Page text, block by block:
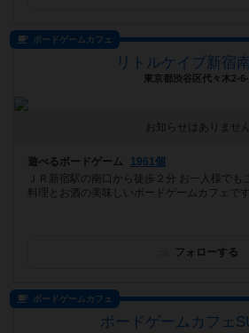
ボードゲームカフェ
リトルケイブ新宿
東京都渋谷区代々木2-
お知らせはありません
遊べるボードゲーム
1961個
ＪＲ新宿駅の南口から徒歩２分 お一人様でも
料理とお酒の美味しいボードゲームカフェです
フォローする
ボードゲームカフェ
ボードゲームカフェ